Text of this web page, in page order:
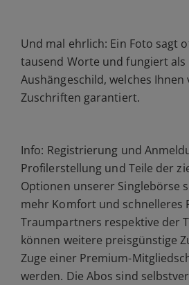
Und mal ehrlich: Ein Foto sagt
tausend Worte und fungiert
Aushängeschild, welches Ihnen
Zuschriften garantiert.
Info: Registrierung und
Profilerstellung und Teile der
Optionen unserer Singlebörse
mehr Komfort und schnelleres
Traumpartners respektive der
können weitere preisgünstige
Zuge einer Premium-
werden. Die Abos sind